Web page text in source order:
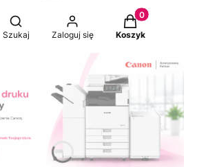
Otwórz wyszukiwarkę
Szukaj Zaloguj się
Produkty w
Koszyk